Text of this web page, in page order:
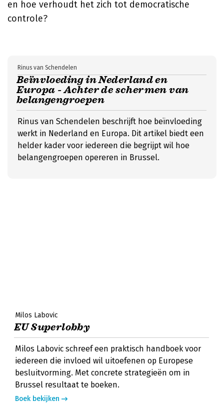
en hoe verhoudt het zich tot democratische
controle?
Beïnvloeding in Nederland en
Europa - Achter de schermen van
belangengroepen
Rinus van Schendelen
Rinus van Schendelen beschrijft hoe beïnvloeding
werkt in Nederland en Europa. Dit artikel biedt een
helder kader voor iedereen die begrijpt wil hoe
belangengroepen opereren in Brussel.
Milos Labovic
EU Superlobby
Milos Labovic schreef een praktisch handboek voor
iedereen die invloed wil uitoefenen op Europese
besluitvorming. Met concrete strategieën om in
Brussel resultaat te boeken.
Boek bekijken